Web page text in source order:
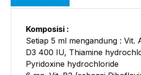
Komposisi :
Setiap 5 ml mengandung : Vit.
D3 400 IU, Thiamine
Pyridoxine hydrochloride